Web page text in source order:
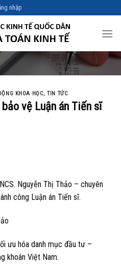
nhập
KHOA HỌC,TIN TỨC
vệ Luận án Tiến sĩ
Nguyễn Thị Thảo – chuyên
công Luận án Tiến sĩ.
ưu hóa danh mục đầu tư –
khoán Việt Nam.